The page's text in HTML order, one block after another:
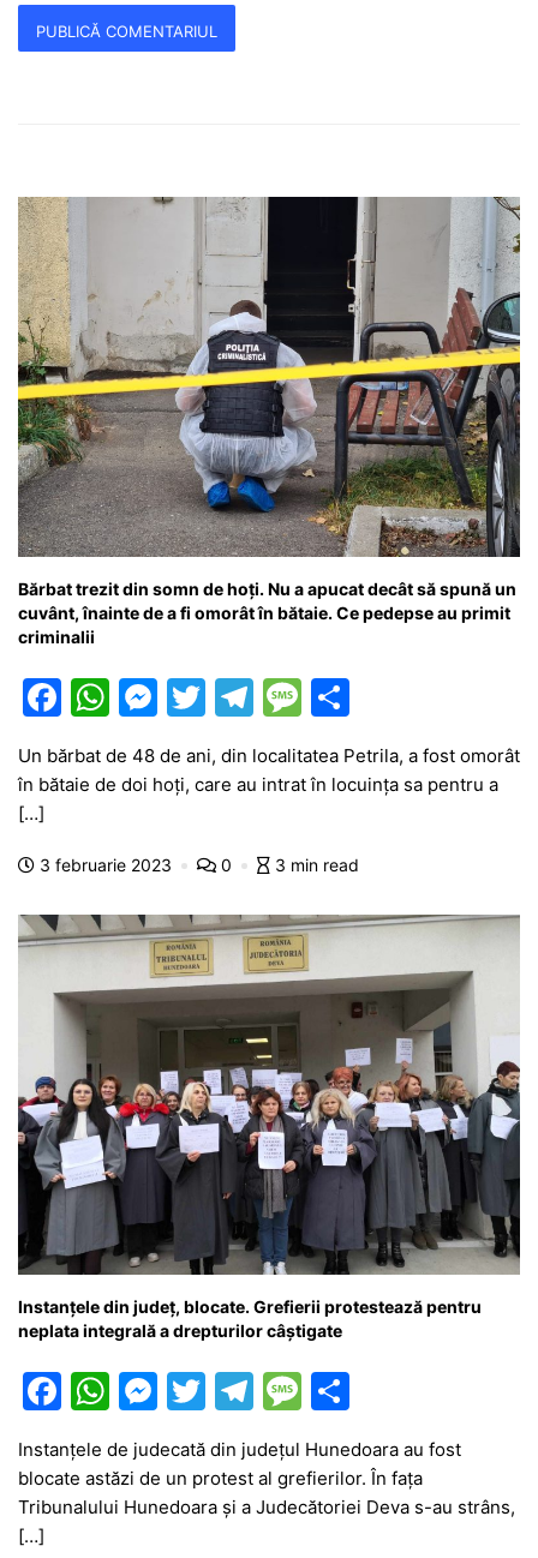
Bărbat trezit din somn de hoți. Nu a apucat decât să spună un
cuvânt, înainte de a fi omorât în bătaie. Ce pedepse au primit
criminalii
F
c
b
o
o
k
W
at
A
p
p
M
s
s
e
n
g
er
T
w
itt
T
e
a
m
M
s
a
e
ar
ta
a
ă
Un bărbat de 48 de ani, din localitatea Petrila, a fost omorât
în bătaie de doi hoți, care au intrat în locuința sa pentru a
[…]
3 februarie 2023 0 3 min read
Instanțele din județ, blocate. Grefierii protestează pentru
neplata integrală a drepturilor câștigate
F
c
e
W
at
s
M
s
s
T
w
itt
er
T
e
gr
M
s
s
ta
je
Instanțele de judecată din județul Hunedoara au fost
blocate astăzi de un protest al grefierilor. În fața
Tribunalului Hunedoara și a Judecătoriei Deva s-au strâns,
[…]